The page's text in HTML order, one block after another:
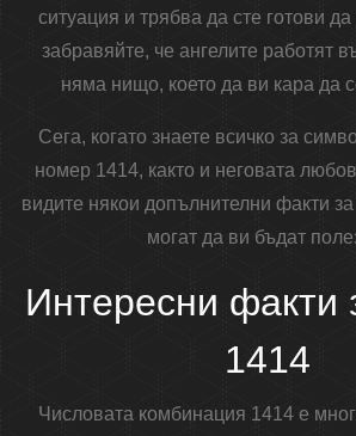
ситуация и трябва да сте готови
забравяйте, че ангелите работят
няма нищо, което да ви кара да
Сега, когато знаете всичко за
номер 1414, както и неговата
видите някои допълнителни факти
могат да ви бъдат
Интересни факти
1414
Числовата комбинация 1414 е